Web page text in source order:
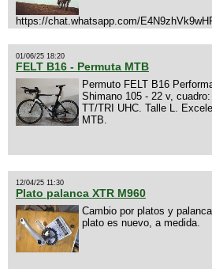
https://chat.whatsapp.com/
01/06/25 18:20
FELT B16 - Permuta MTB
Permuto FELT B16
Shimano 105 - 22 v,
TT/TRI UHC. Talle L.
MTB.
12/04/25 11:30
Plato palanca XTR M960
Cambio por platos y
plato es nuevo, a medida.